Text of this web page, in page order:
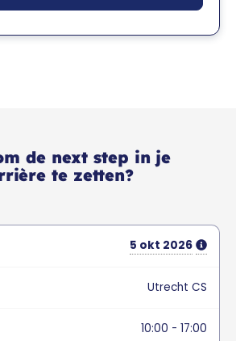
de next step in je
te zetten?
5 okt 2026
Utrecht CS
10:00 - 17:00